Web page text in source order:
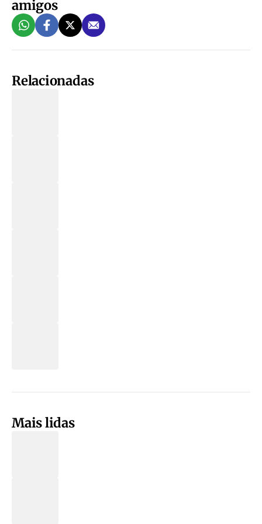
amigos
Relacionadas
Mais lidas